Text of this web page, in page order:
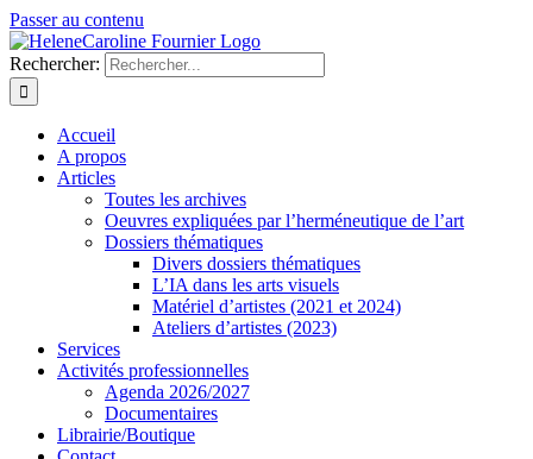
Passer au contenu
Rechercher:
Accueil
A propos
Articles
Toutes les archives
Oeuvres expliquées par l’herméneutique de l’art
Dossiers thématiques
Divers dossiers thématiques
L’IA dans les arts visuels
Matériel d’artistes (2021 et 2024)
Ateliers d’artistes (2023)
Services
Activités professionnelles
Agenda 2026/2027
Documentaires
Librairie/Boutique